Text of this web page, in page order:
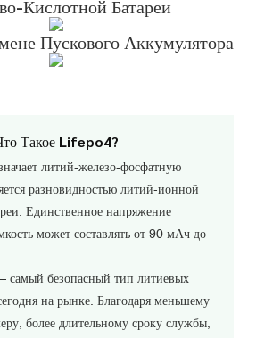
Кислотной Батареи
Пускового Аккумулятора
Такое Lifepo4?
литий-железо-фосфатную
разновидностью литий-ионной
Единственное напряжение
может составлять от 90 мАч до
самый безопасный тип литиевых
на рынке. Благодаря меньшему
более длительному сроку службы,